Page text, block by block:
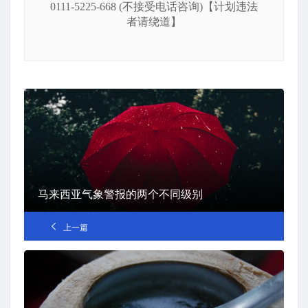
0111-5225-668 (不接受电话咨询)【计划违法
者请绕道】
马来西亚气象警报的两个不同级别
上一篇